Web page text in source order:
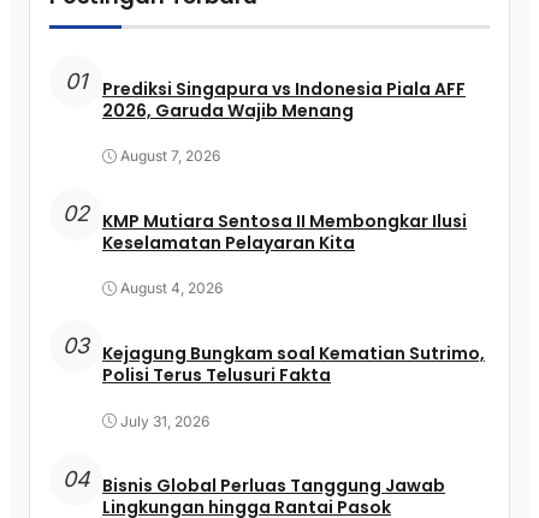
01
Prediksi Singapura vs Indonesia Piala AFF
2026, Garuda Wajib Menang
August 7, 2026
02 KMP Mutiara Sentosa II Membongkar Ilusi
Keselamatan Pelayaran Kita
August 4, 2026
03 Kejagung Bungkam soal Kematian Sutrimo,
Polisi Terus Telusuri Fakta
July 31, 2026
04 Bisnis Global Perluas Tanggung Jawab
Lingkungan hingga Rantai Pasok